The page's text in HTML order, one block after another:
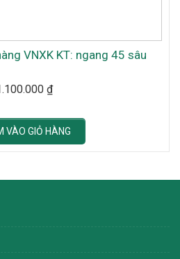
VNXK KT: ngang 45 sâu
₫
VÀO GIỎ HÀNG